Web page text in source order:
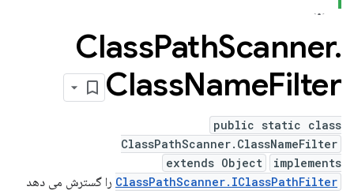
ClassPathScanner.
ClassNameFilter
public static class
ClassPathScanner.ClassNameFilter
extends Object
implements
ClassPathScanner.IClassPathFilter را گسترش می دهد